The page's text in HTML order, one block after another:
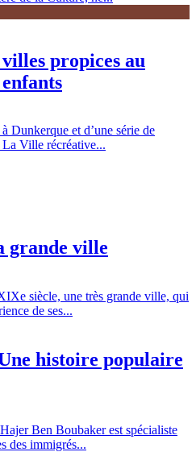
propices au
Dunkerque et d’une série de
La Ville récréative...
grande ville
siècle, une très grande ville, qui
de ses...
histoire populaire
Ben Boubaker est spécialiste
des immigrés...